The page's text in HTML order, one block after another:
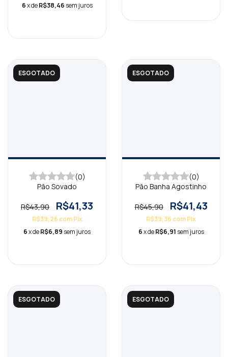
6x deR$38,46 sem juros
ESGOTADO
(0)
Pão Sovado
R$43,90 R$41,33
R$39,26 com Pix
6x deR$6,89 sem juros
ESGOTADO
(0)
Pão Banha Agostinho
R$45,90 R$41,43
R$39,36 comPix
6x deR$6,91 sem juros
ESGOTADO ESGOTADO